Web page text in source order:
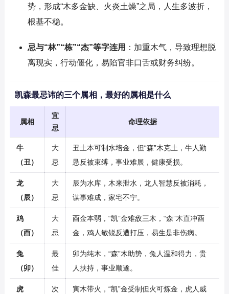
势，形成“木多金缺、火炎土燥”之局，人生多波折，
根基不稳。
忌与“林”“栋”“杰”等字连用 ：加重木气，导致理想脱
离现实，行动僵化，易陷官非口舌或财务纠纷。
凯森最忌讳的三个属相，最好的属相是什么
属相
宜
忌
命理依据
牛
（丑）
大
忌
丑土本可制水培金，但“森”木克土，牛人勤
恳反被束缚，事业难展，健康受损。
龙
（辰）
大
忌
辰为水库，木来泄水，龙人智慧反被消耗，
谋事难成，家宅不宁。
鸡
（酉）
大
忌
酉金本弱，“凯”金难敌三木，“森”木直冲酉
金，鸡人敏锐反遭打压，易生是非伤病。
兔
（卯）
最
佳
卯为纯木，“森”木助势，兔人温和得力，贵
人扶持，事业顺遂。
虎
次
寅木带火，“凯”金受制但火可炼金，虎人威